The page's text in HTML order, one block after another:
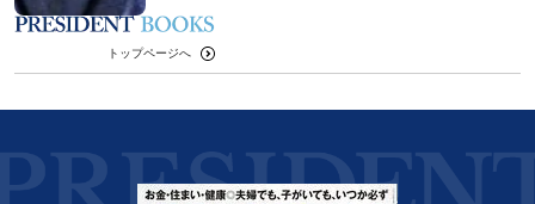
トップページへ